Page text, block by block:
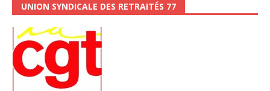
UNION SYNDICALE DES RETRAITÉS 77